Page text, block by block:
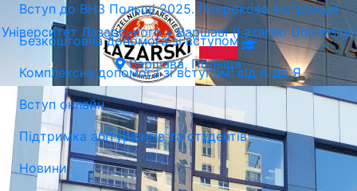
Університет Лазарського у Варшаві (Lazarski University)
Варшава, Польща
Вступ до ВНЗ Польщі 2025. Покрокова інструкція
Безкоштовна допомога зі вступом
Комплексна допомога зі вступом: від А до Я
Вступ онлайн
Підтримка абітурієнтів та студентів
Новини